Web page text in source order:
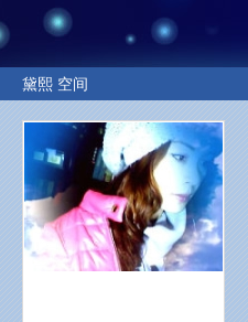
黛熙 空间